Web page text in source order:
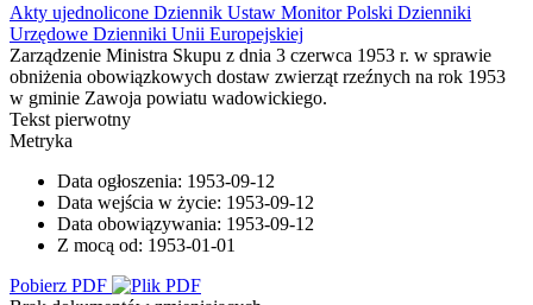
Akty ujednolicone Dziennik Ustaw Monitor Polski Dzienniki
Urzędowe Dzienniki Unii Europejskiej
Zarządzenie Ministra Skupu z dnia 3 czerwca 1953 r. w sprawie
obniżenia obowiązkowych dostaw zwierząt rzeźnych na rok 1953
w gminie Zawoja powiatu wadowickiego.
Tekst pierwotny
Metryka
Data ogłoszenia: 1953-09-12
Data wejścia w życie: 1953-09-12
Data obowiązywania: 1953-09-12
Z mocą od: 1953-01-01
Pobierz PDF